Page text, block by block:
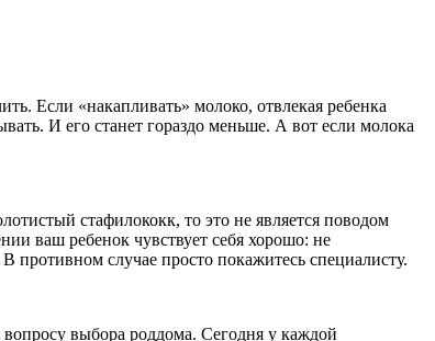
Если «накапливать» молоко, отвлекая ребенка
И его станет гораздо меньше. А вот если молока
стафилококк, то это не является поводом
ваш ребенок чувствует себя хорошо: не
противном случае просто покажитесь специалисту.
выбора роддома. Сегодня у каждой